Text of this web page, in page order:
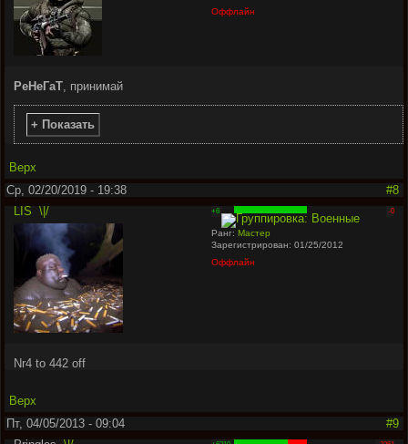
Оффлайн
РеНеГаТ, принимай
+ Показать
Верх
Ср, 02/20/2019 - 19:38
#8
LIS \|/ +6 -0
Ранг:Мастер
Зарегистрирован: 01/25/2012
Оффлайн
Nr4 to 442 off
Верх
Пт, 04/05/2013 - 09:04
#9